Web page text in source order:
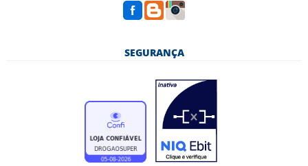
SEGURANÇA